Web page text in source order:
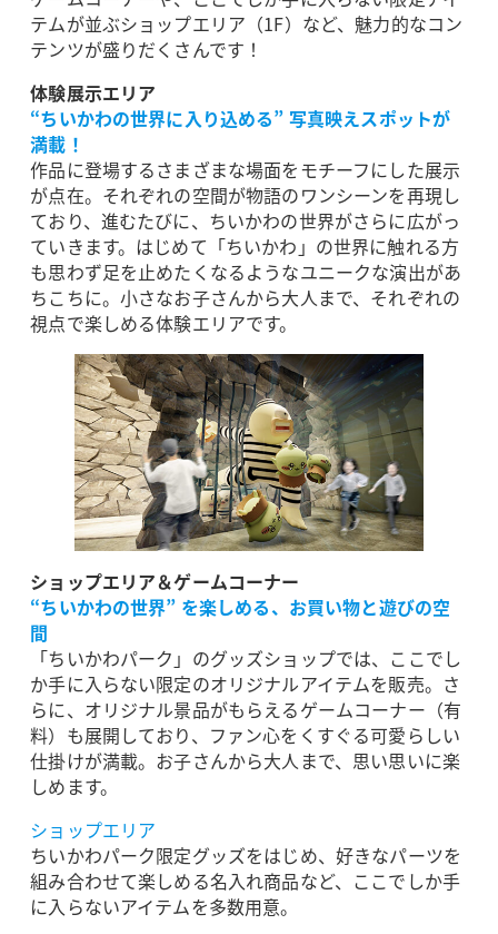
テムが並ぶショップエリア（1F）など、魅力的なコン
テンツが盛りだくさんです！
体験展示エリア
“ちいかわの世界に入り込める” 写真映えスポットが
満載！
作品に登場するさまざまな場面をモチーフにした展示
が点在。それぞれの空間が物語のワンシーンを再現し
ており、進むたびに、ちいかわの世界がさらに広がっ
ていきます。はじめて「ちいかわ」の世界に触れる方
も思わず足を止めたくなるようなユニークな演出があ
ちこちに。小さなお子さんから大人まで、それぞれの
視点で楽しめる体験エリアです。
ショップエリア＆ゲームコーナー
“ちいかわの世界” を楽しめる、お買い物と遊びの空
間
「ちいかわパーク」のグッズショップでは、ここでし
か手に入らない限定のオリジナルアイテムを販売。さ
らに、オリジナル景品がもらえるゲームコーナー（有
料）も展開しており、ファン心をくすぐる可愛らしい
仕掛けが満載。お子さんから大人まで、思い思いに楽
しめます。
ショップエリア
ちいかわパーク限定グッズをはじめ、好きなパーツを
組み合わせて楽しめる名入れ商品など、ここでしか手
に入らないアイテムを多数用意。